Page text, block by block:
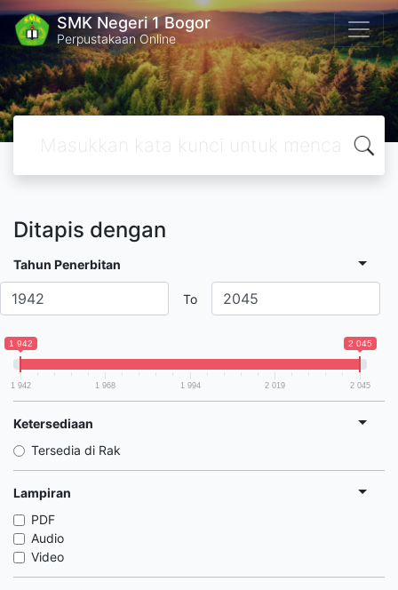
SMK Negeri 1 Bogor
Perpustakaan Online
Ditapis dengan
Tahun Penerbitan
To
1 942 2 045
1 942 1 968 1 994 2 019 2 045
Ketersediaan
Tersedia di Rak
Lampiran
PDF
Audio
Video